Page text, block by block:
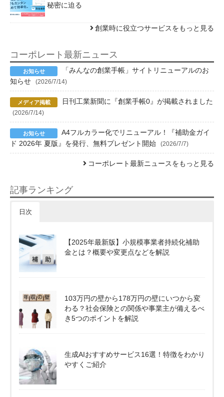
秘密に迫る
創業時に役立つサービスをもっと見る
コーポレート最新ニュース
「みんなの創業手帳」サイトリニューアルのお
知らせ
(2026/7/14)
日刊工業新聞に『創業手帳0』が掲載されました
(2026/7/14)
A4フルカラー化でリニューアル！『補助金ガイ
ド 2026年 夏版』を発行、無料プレゼント開始
(2026/7/7)
コーポレート最新ニュースをもっと見る
記事ランキング
日次
【2025年最新版】小規模事業者持続化補助
金とは？概要や変更点などを解説
103万円の壁から178万円の壁にいつから変
わる？社会保険との関係や事業主が備えるべ
き5つのポイントを解説
生成AIおすすめサービス16選！特徴をわかり
やすくご紹介